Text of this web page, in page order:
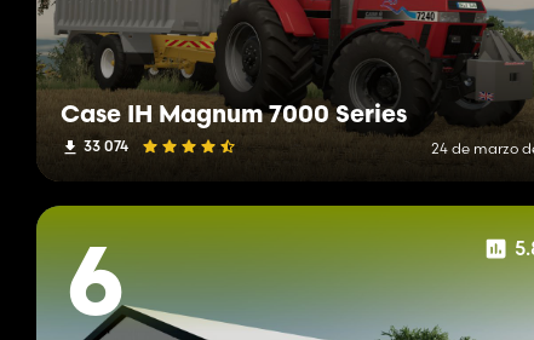
Case IH Magnum 7000 Series
33 074 24 de marzo
6